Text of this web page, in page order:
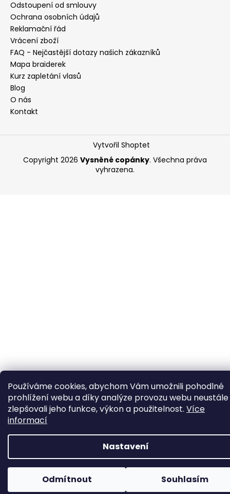
Používáme cookies, abychom Vám umožnili pohodlné
prohlížení webu a díky analýze provozu webu neustále
zlepšovali jeho funkce, výkon a použitelnost. Více
informací
Nastavení
Odmítnout Souhlasím
Odstoupení od smlouvy
Ochrana osobních údajů
Reklamační řád
Vrácení zboží
FAQ - Nejčastější dotazy našich zákazníků
Mapa braiderek
Kurz zapletání vlasů
Blog
O nás
Kontakt
Vytvořil Shoptet
Copyright 2026 Vysněné copánky. Všechna práva
vyhrazena.